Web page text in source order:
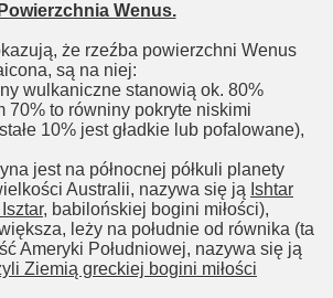
Powierzchnia Wenus.
że rzeźba powierzchni Wenus
są na niej:
wulkaniczne stanowią ok. 80%
70% to równiny pokryte niskimi
10% jest gładkie lub pofalowane),
jest na północnej półkuli planety
Australii, nazywa się ją Ishtar
, babilońskiej bogini miłości),
leży na południe od równika (ta
Ameryki Południowej, nazywa się ją
Ziemią greckiej bogini miłości